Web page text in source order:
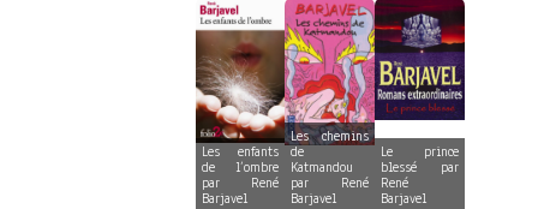
Les enfants
de l’ombre
par René
Barjavel
Les chemins
de
Katmandou
par René
Barjavel
Le prince
blessé par
René
Barjavel